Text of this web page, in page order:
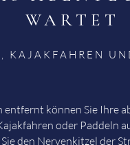
WARTET
KAJAKFAHREN
können Sie Ihre
oder Paddeln
den Nervenkitzel der